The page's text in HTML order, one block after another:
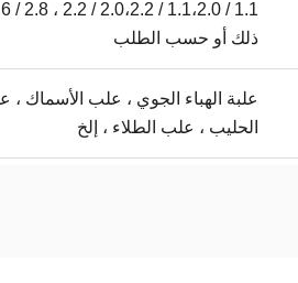
ذلك أو حسب الطلب
علبة الهباء الجوي ، علب الأسماك
الحليب ، علب الطلاء ، إلخ